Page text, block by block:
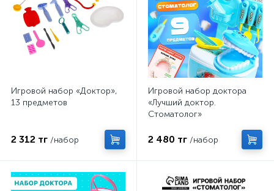
Игровой набор «Доктор»,
13 предметов
2 312 тг /набор
Игровой набор доктора
«Лучший доктор.
Стоматолог»
2 480 тг /набор